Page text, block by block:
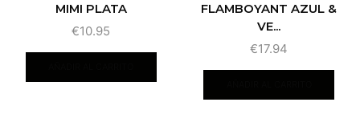
MIMI PLATA
€10.95
FLAMBOYANT AZUL &
VE...
€17.94